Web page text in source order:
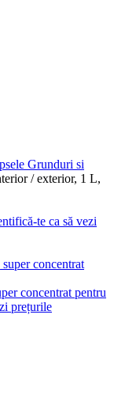
Grunduri si
/ exterior, 1 L,
te ca să vezi
concentrat pentru
prețurile